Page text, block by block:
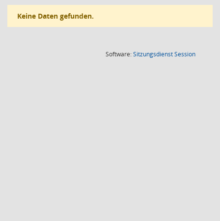
Keine Daten gefunden.
Software:SitzungsdienstSession(Wird in